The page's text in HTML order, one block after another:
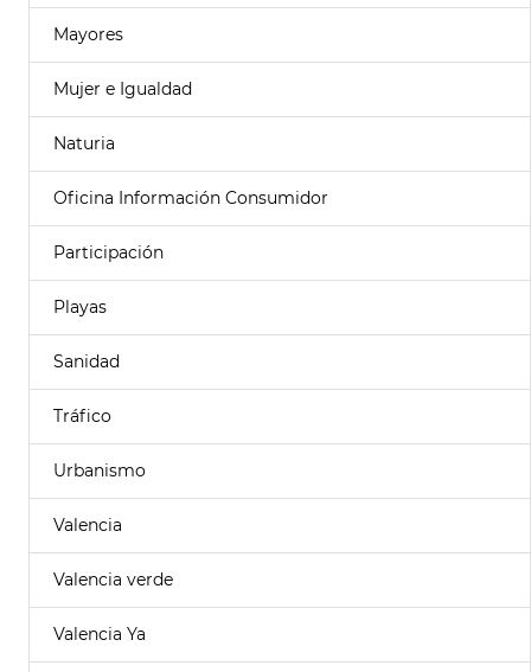
Mayores
Mujer e Igualdad
Naturia
Oficina Información Consumidor
Participación
Playas
Sanidad
Tráfico
Urbanismo
Valencia
Valencia verde
Valencia Ya